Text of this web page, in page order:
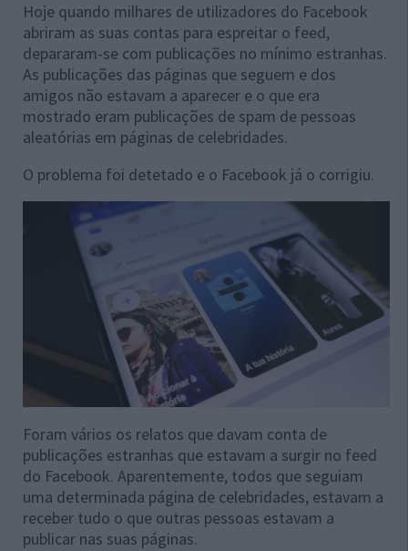
Hoje quando milhares de utilizadores do Facebook
abriram as suas contas para espreitar o feed,
depararam-se com publicações no mínimo estranhas.
As publicações das páginas que seguem e dos
amigos não estavam a aparecer e o que era
mostrado eram publicações de spam de pessoas
aleatórias em páginas de celebridades.
O problema foi detetado e o Facebook já o corrigiu.
Foram vários os relatos que davam conta de
publicações estranhas que estavam a surgir no feed
do Facebook. Aparentemente, todos que seguiam
uma determinada página de celebridades, estavam a
receber tudo o que outras pessoas estavam a
publicar nas suas páginas.